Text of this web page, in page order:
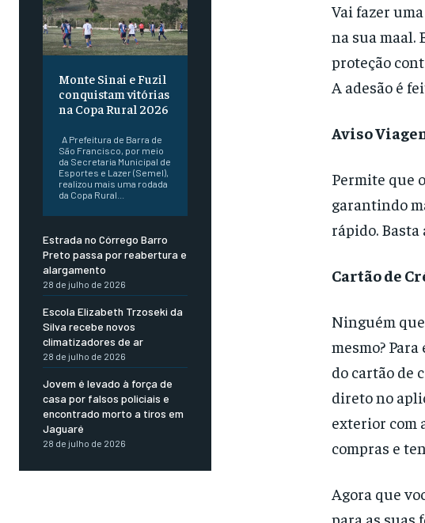
Monte Sinai e Fuzil
conquistam vitórias
na Copa Rural 2026
A Prefeitura de Barra de
São Francisco, por meio
da Secretaria Municipal de
Esportes e Lazer (Semel),
realizou mais uma rodada
da Copa Rural...
Estrada no Córrego Barro
Preto passa por reabertura e
alargamento
28 de julho de 2026
Escola Elizabeth Trzoseki da
Silva recebe novos
climatizadores de ar
28 de julho de 2026
Jovem é levado à força de
casa por falsos policiais e
encontrado morto a tiros em
Jaguaré
28 de julho de 2026
Vai fazer
na sua maal.
proteção
A adesão é
Aviso
Permite que
garantindo
rápido. Basta
Cartão de
Ninguém
mesmo?
do cartão de
direto no
exterior com
compras e
Agora que
para as suas